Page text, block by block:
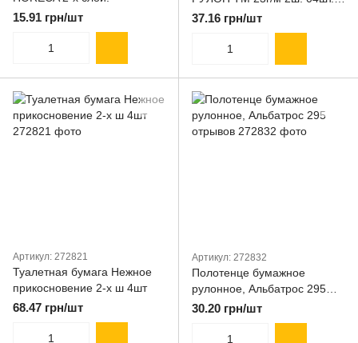
15.91 грн/шт
НА ГИЛЬЗЕ Обухов комфорт
37.16 грн/шт
Артикул: 272821
Туалетная бумага Нежное
прикосновение 2-х ш 4шт
68.47 грн/шт
Артикул: 272832
Полотенце бумажное
рулонное, Альбатрос 295
отрывов
30.20 грн/шт